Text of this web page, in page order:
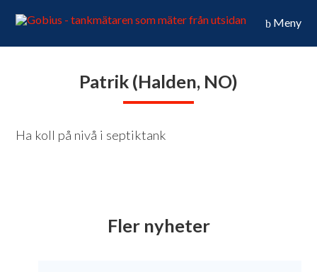
Meny
Patrik (Halden, NO)
Ha koll på nivå i septiktank
Fler nyheter